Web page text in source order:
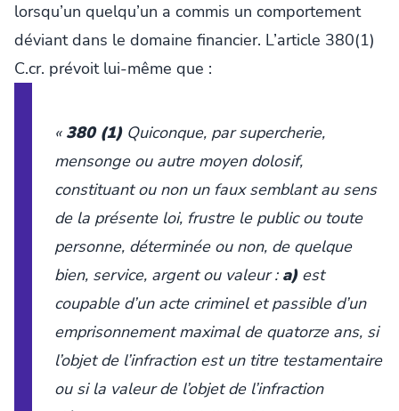
lorsqu’un quelqu’un a commis un comportement
déviant dans le domaine financier. L’article 380(1)
C.cr. prévoit lui-même que :
« 380 (1)Quiconque, par supercherie,
mensonge ou autre moyen dolosif,
constituant ou non un faux semblant au sens
de la présente loi, frustre le public ou toute
personne, déterminée ou non, de quelque
bien, service, argent ou valeur : a)est
coupable d’un acte criminel et passible d’un
emprisonnement maximal de quatorze ans, si
l’objet de l’infraction est un titre testamentaire
ou si la valeur de l’objet de l’infraction